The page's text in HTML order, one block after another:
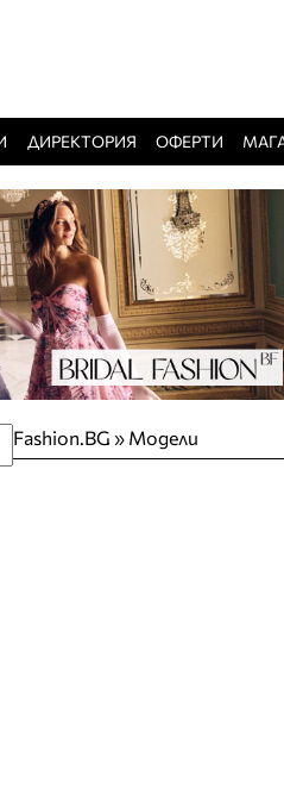
ДИРЕКТОРИЯ ОФЕРТИ
Fashion.BG » Модели